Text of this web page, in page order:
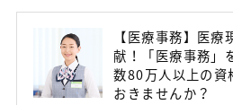
【医療事務】医
献！「医療事務」
数80万人以上の資
おきませんか？